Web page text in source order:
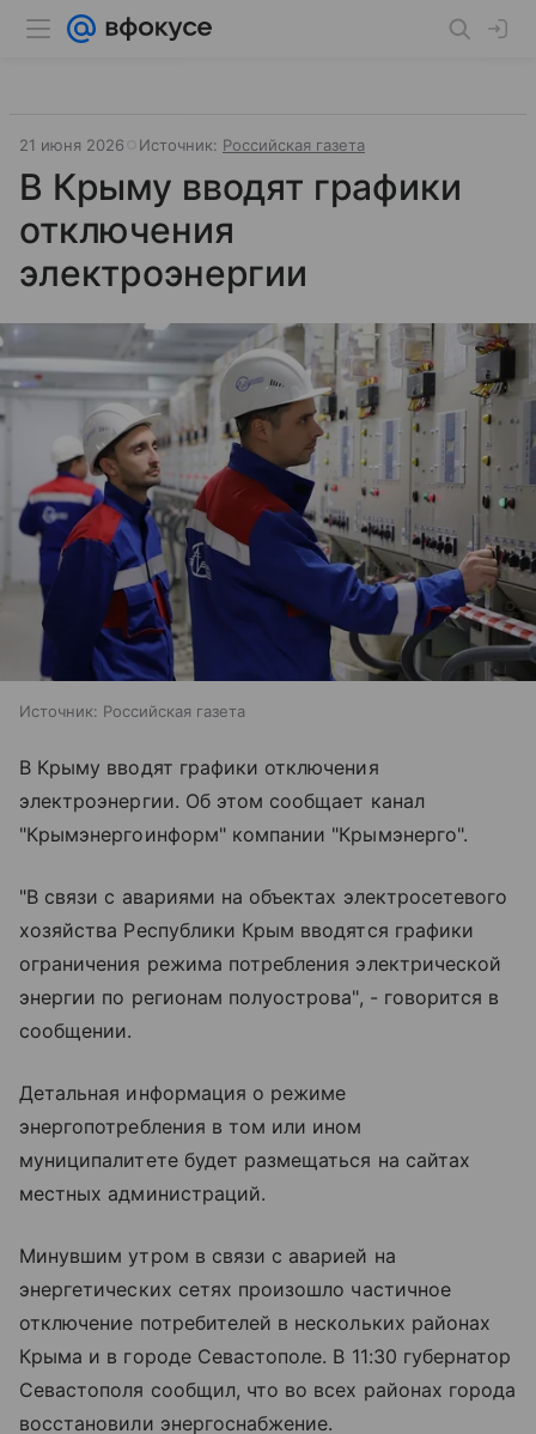
21 июня 2026 Источник: Российская газета
В Крыму вводят графики
отключения
электроэнергии
Источник: Российская газета
В Крыму вводят графики отключения
электроэнергии. Об этом сообщает канал
"Крымэнергоинформ" компании "Крымэнерго".
"В связи с авариями на объектах электросетевого
хозяйства Республики Крым вводятся графики
ограничения режима потребления электрической
энергии по регионам полуострова", - говорится в
сообщении.
Детальная информация о режиме
энергопотребления в том или ином
муниципалитете будет размещаться на сайтах
местных администраций.
Минувшим утром в связи с аварией на
энергетических сетях произошло частичное
отключение потребителей в нескольких районах
Крыма и в городе Севастополе. В 11:30 губернатор
Севастополя сообщил, что во всех районах города
восстановили энергоснабжение.